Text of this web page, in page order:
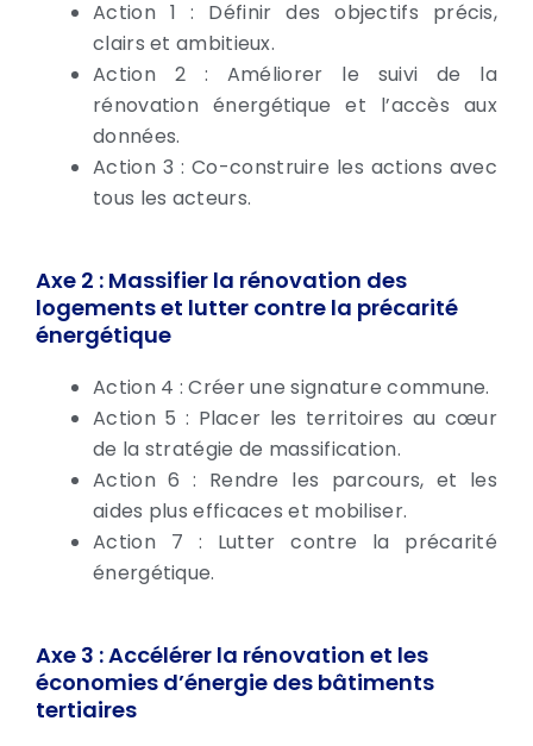
Action 1 : Définir des objectifs précis,
clairs et ambitieux.
Action 2 : Améliorer le suivi de la
rénovation énergétique et l’accès aux
données.
Action 3 : Co-construire les actions avec
tous les acteurs.
Axe 2 : Massifier la rénovation des
logements et lutter contre la précarité
énergétique
Action 4 : Créer une signature commune.
Action 5 : Placer les territoires au cœur
de la stratégie de massification.
Action 6 : Rendre les parcours, et les
aides plus efficaces et mobiliser.
Action 7 : Lutter contre la précarité
énergétique.
Axe 3 : Accélérer la rénovation et les
économies d’énergie des bâtiments
tertiaires